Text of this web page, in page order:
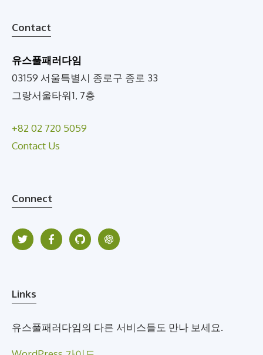
Contact
유스풀패러다임
03159 서울특별시 종로구 종로 33
그랑서울타워1, 7층
+82 02 720 5059
Contact Us
Connect
Links
유스풀패러다임의 다른 서비스들도 만나 보세요.